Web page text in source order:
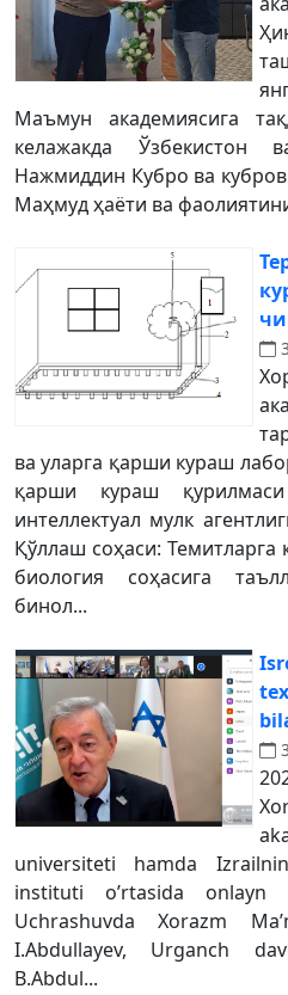
Маъмун академиясига
келажакда Ўзбекистон
Нажмиддин Кубро ва
Маҳмуд ҳаёти ва
ва уларга қарши кураш
қарши кураш
интеллектуал мулк
Қўллаш соҳаси:
биология соҳасига
бинол...
universiteti hamda
instituti o’rtasida onlayn
Uchrashuvda Xorazm
I.Abdullayev, Urganch
B.Abdul...